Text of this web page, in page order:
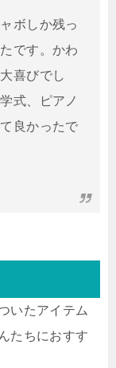
ボしか残っ
です。かわ
喜びでし
式、ピアノ
良かったで
いたアイテム
たちにおすす